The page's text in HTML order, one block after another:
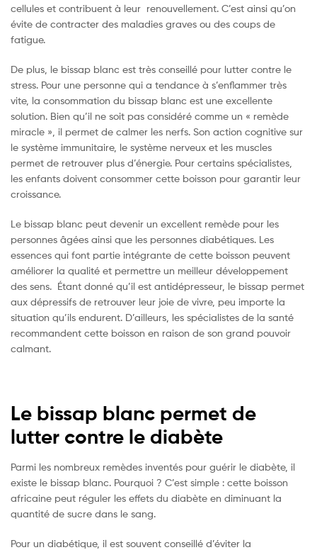
cellules et contribuent à leur renouvellement. C’est ainsi qu’on
évite de contracter des maladies graves ou des coups de
fatigue.
De plus, le bissap blanc est très conseillé pour lutter contre le
stress. Pour une personne qui a tendance à s’enflammer très
vite, la consommation du bissap blanc est une excellente
solution. Bien qu’il ne soit pas considéré comme un « remède
miracle », il permet de calmer les nerfs. Son action cognitive sur
le système immunitaire, le système nerveux et les muscles
permet de retrouver plus d’énergie. Pour certains spécialistes,
les enfants doivent consommer cette boisson pour garantir leur
croissance.
Le bissap blanc peut devenir un excellent remède pour les
personnes âgées ainsi que les personnes diabétiques. Les
essences qui font partie intégrante de cette boisson peuvent
améliorer la qualité et permettre un meilleur développement
des sens. Étant donné qu’il est antidépresseur, le bissap permet
aux dépressifs de retrouver leur joie de vivre, peu importe la
situation qu’ils endurent. D’ailleurs, les spécialistes de la santé
recommandent cette boisson en raison de son grand pouvoir
calmant.
Le bissap blanc permet de
lutter contre le diabète
Parmi les nombreux remèdes inventés pour guérir le diabète, il
existe le bissap blanc. Pourquoi ? C’est simple : cette boisson
africaine peut réguler les effets du diabète en diminuant la
quantité de sucre dans le sang.
Pour un diabétique, il est souvent conseillé d’éviter la